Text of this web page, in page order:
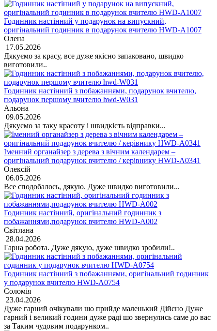
Годинник настінний у подарунок на випускний,
оригінальний годинник в подарунок вчителю HWD-A1007
Олена
17.05.2026
Дякуємо за красу, все дуже якісно запаковано, швидко
виготовили..
Годинник настінний з побажаннями, подарунок вчителю,
подарунок першому вчителю hwd-W031
Альона
09.05.2026
Дякуємо за таку красоту і швидкість відправки...
Іменний органайзер з дерева з вічним календарем –
оригінальний подарунок вчителю / керівнику HWD-A0341
Олексій
06.05.2026
Все сподобалось, дякую. Дуже швидко виготовили...
Годинник настінний, оригінальний годинник з
побажаннями,подарунок вчителю HWD-A002
Світлана
28.04.2026
Гарна робота. Дуже дякую, дуже швидко зробили!..
Годинник настінний з побажаннями, оригінальний годинник
у подарунок вчителю HWD-A0754
Соломія
23.04.2026
Дуже гарний очікували шо прийде маленький Дійсно Дуже
гарний і великий години дуже раді шо звернулись саме до вас
за Таким чудовим подарунком..